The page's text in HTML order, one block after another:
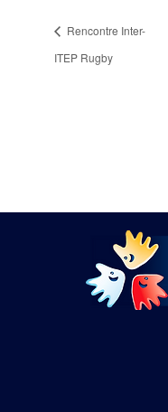
Rencontre Inter-
ITEP Rugby